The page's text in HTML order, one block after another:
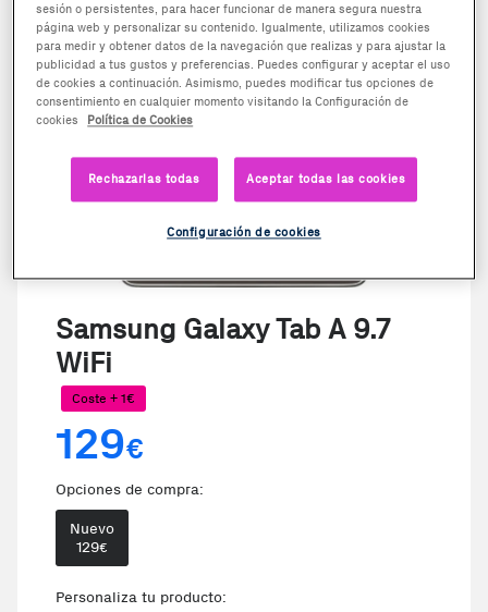
Samsung Galaxy Tab A 9.7
WiFi
Coste + 1€
129€
Opciones de compra:
Nuevo
129€
Personaliza tu producto:
sesión o persistentes, para hacer funcionar de manera segura nuestra
página web y personalizar su contenido. Igualmente, utilizamos cookies
para medir y obtener datos de la navegación que realizas y para ajustar la
publicidad a tus gustos y preferencias. Puedes configurar y aceptar el uso
de cookies a continuación. Asimismo, puedes modificar tus opciones de
consentimiento en cualquier momento visitando la Configuración de
cookies
Política de Cookies
Rechazarlas todas Aceptar todas las cookies
Configuración de cookies